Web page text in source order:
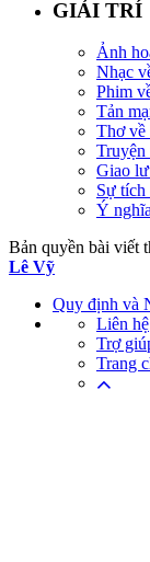
GIẢI TRÍ
Ảnh
Nhạc
Phim
Tản
Thơ về
Truyện
Giao
Sự tích
Ý
Bản quyền bài viết
Lê Vỹ
Quy định và
Liên hệ
Trợ
Trang